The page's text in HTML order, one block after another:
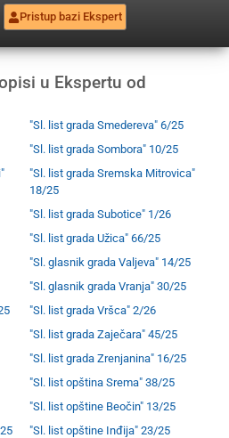
Pristup bazi Ekspert
u Ekspertu od
"Sl. list grada Smedereva" 6/25
"Sl. list grada Sombora" 10/25
"Sl. list grada Sremska Mitrovica"
18/25
"Sl. list grada Subotice" 1/26
"Sl. list grada Užica" 66/25
"Sl. glasnik grada Valjeva" 14/25
"Sl. glasnik grada Vranja" 30/25
"Sl. list grada Vršca" 2/26
"Sl. list grada Zaječara" 45/25
"Sl. list grada Zrenjanina" 16/25
"Sl. list opština Srema" 38/25
"Sl. list opštine Beočin" 13/25
"Sl. list opštine Inđija" 23/25